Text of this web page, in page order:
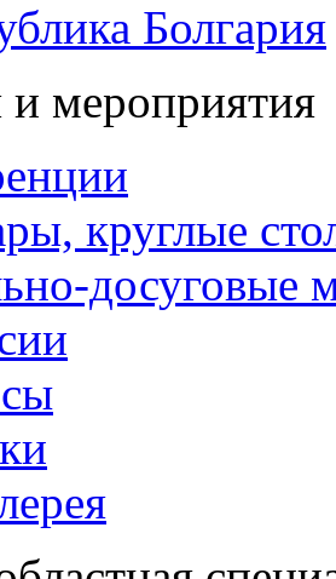
Болгария
мероприятия
круглые
досуговые